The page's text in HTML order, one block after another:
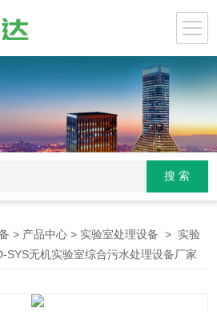
> 产品中心 > 实验室处理设备 > 实验
SYS无机实验室综合污水处理设备厂家